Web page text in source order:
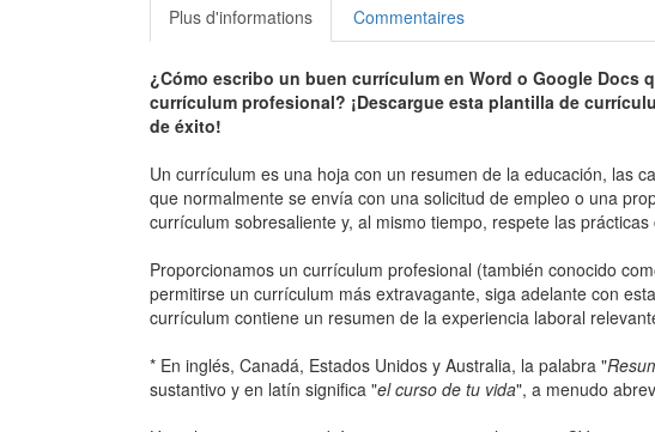
Plus d'informations Commentaires
¿Cómo escribo un buen currículum en Word o Google
currículum profesional? ¡Descargue esta plantilla de
de éxito!
Un currículum es una hoja con un resumen de la educación, las
que normalmente se envía con una solicitud de empleo o una
currículum sobresaliente y, al mismo tiempo, respete las
Proporcionamos un currículum profesional (también conocido
permitirse un currículum más extravagante, siga adelante con
currículum contiene un resumen de la experiencia laboral
* En inglés, Canadá, Estados Unidos y Australia, la palabra "
sustantivo y en latín significa "el curso de tu vida", a menudo